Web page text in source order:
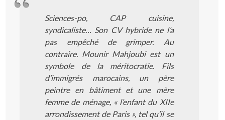
Sciences-po, CAP cuisine,
syndicaliste… Son CV hybride ne l’a
pas empêché de grimper. Au
contraire. Mounir Mahjoubi est un
symbole de la méritocratie. Fils
d’immigrés marocains, un père
peintre en bâtiment et une mère
femme de ménage, « l’enfant du XIIe
arrondissement de Paris », tel qu’il se